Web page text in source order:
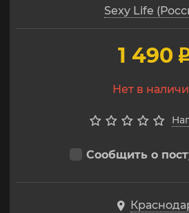
Sexy Life
1 490
Нет в
Сообщить о